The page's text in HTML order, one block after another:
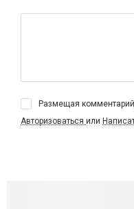
Размещая
Авторизоваться или